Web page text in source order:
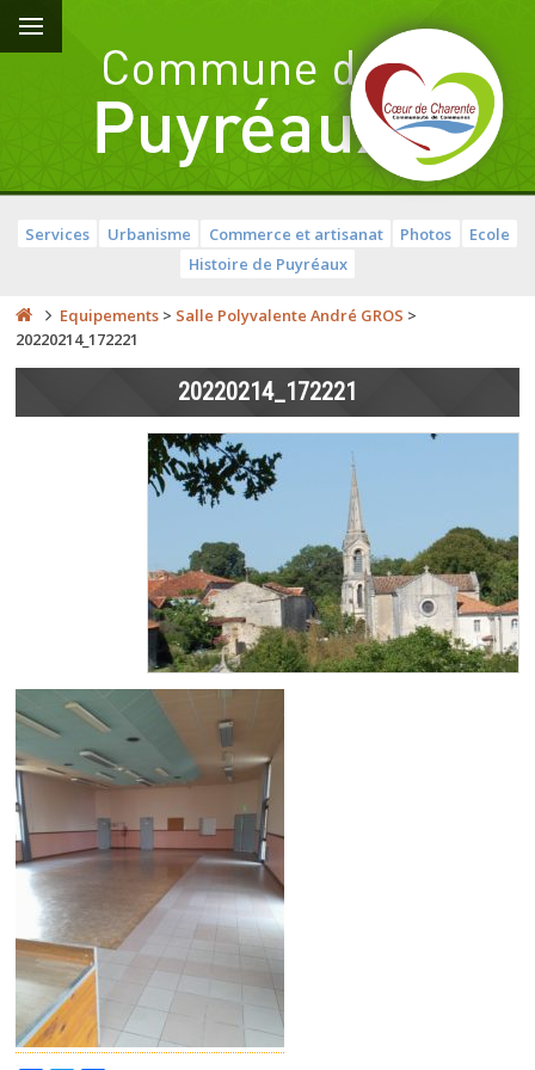
Services Urbanisme Commerce et artisanat Photos
Ecole
Histoire de Puyréaux
Equipements > Salle Polyvalente André GROS >
20220214_172221
20220214_172221